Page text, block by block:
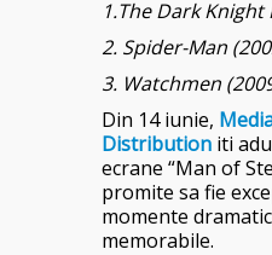
1.The Dark Knight
2. Spider-Man
3. Watchmen
Din 14 iunie,
Distribution iti
ecrane “Man of
promite sa fie
momente
memorabile.